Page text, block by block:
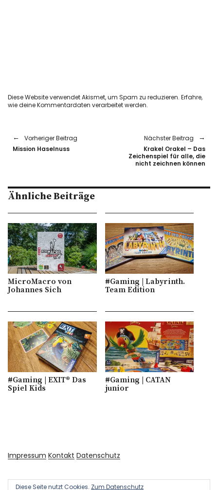
Diese Website verwendet Akismet, um Spam zu reduzieren.Erfahre,
wie deine Kommentardaten verarbeitet werden.
Vorheriger Beitrag
Mission Haselnuss
Nächster Beitrag
Krakel Orakel – Das
Zeichenspiel für alle, die
nicht zeichnen können
Ähnliche Beiträge
MicroMacro von
Johannes Sich
#Gaming | Labyrinth.
Team Edition
#Gaming | EXIT® Das
Spiel Kids
#Gaming | CATAN
junior
Impressum Kontakt Datenschutz
Diese Seite nutzt Cookies. Zum Datenschutz